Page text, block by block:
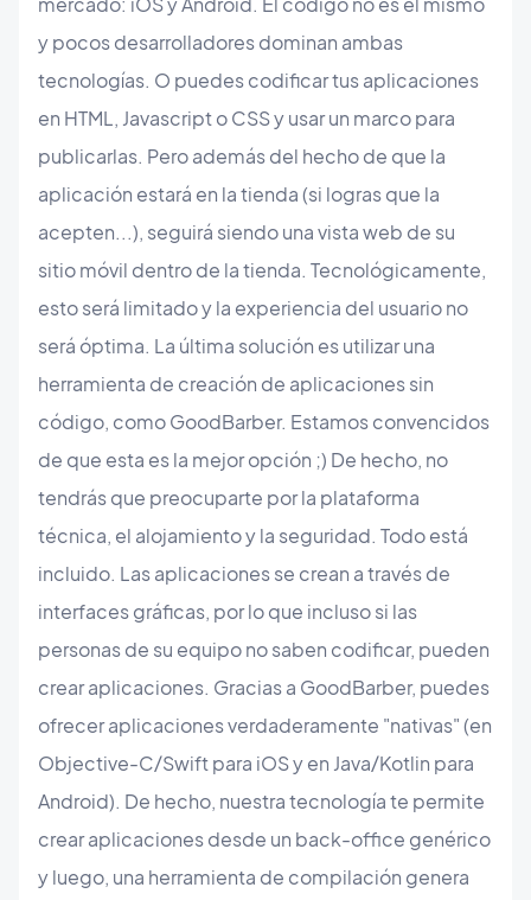
y pocos desarrolladores dominan ambas
tecnologías. O puedes codificar tus aplicaciones
en HTML, Javascript o CSS y usar un marco para
publicarlas. Pero además del hecho de que la
aplicación estará en la tienda (si logras que la
acepten...), seguirá siendo una vista web de su
sitio móvil dentro de la tienda. Tecnológicamente,
esto será limitado y la experiencia del usuario no
será óptima. La última solución es utilizar una
herramienta de creación de aplicaciones sin
código, como GoodBarber. Estamos convencidos
de que esta es la mejor opción ;) De hecho, no
tendrás que preocuparte por la plataforma
técnica, el alojamiento y la seguridad. Todo está
incluido. Las aplicaciones se crean a través de
interfaces gráficas, por lo que incluso si las
personas de su equipo no saben codificar, pueden
crear aplicaciones. Gracias a GoodBarber, puedes
ofrecer aplicaciones verdaderamente "nativas" (en
Objective-C/Swift para iOS y en Java/Kotlin para
Android). De hecho, nuestra tecnología te permite
crear aplicaciones desde un back-office genérico
y luego, una herramienta de compilación genera